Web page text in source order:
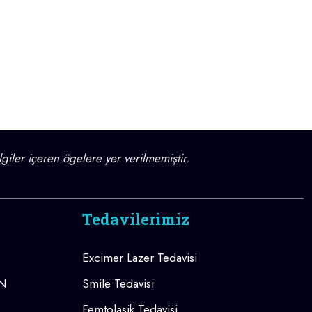
içeren ögelere yer verilmemiştir.
Tedavilerimiz
Excimer Lazer Tedavisi
Smile Tedavisi